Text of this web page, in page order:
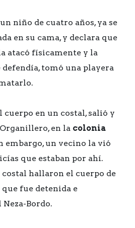
niño de cuatro años, ya se
en su cama, y declara que
atacó físicamente y la
tomó una playera
cuerpo en un costal, salió y
en la colonia
embargo, un vecino la vió
que estaban por ahí.
costal hallaron el cuerpo de
fue detenida e
Bordo.